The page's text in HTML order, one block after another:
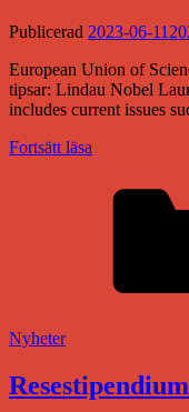
Publicerad 2023-06-11
European Union of
tipsar: Lindau Nobel
includes current issues
Fortsätt läsa
Nyheter